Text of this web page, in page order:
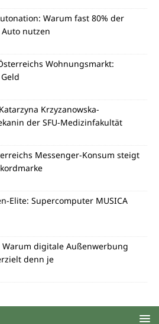
Warum fast 80% der
nutzen
Wohnungsmarkt:
Krzyzanowska-
der SFU-Medizinfakultät
Messenger-Konsum steigt
Elite: Supercomputer MUSICA
Warum digitale Außenwerbung
denn je